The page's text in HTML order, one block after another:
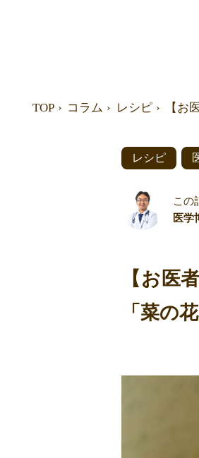
TOP コラム レシピ 【お
レシピ
この
医
【お医
「菜の